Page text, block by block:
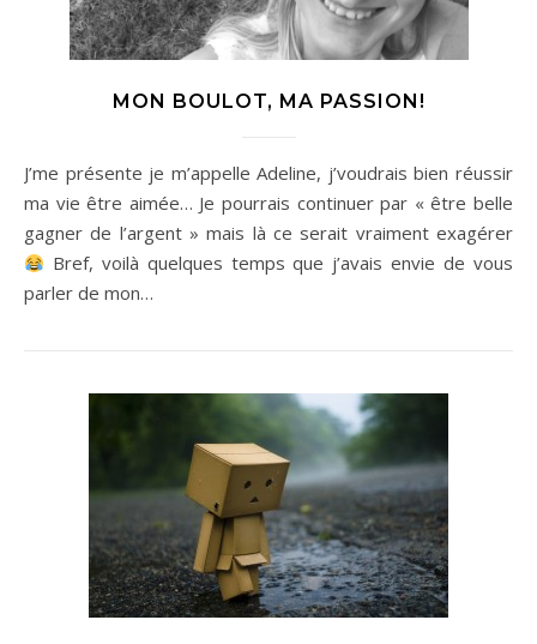
MON BOULOT, MA PASSION!
J’me présente je m’appelle Adeline, j’voudrais bien réussir
ma vie être aimée… Je pourrais continuer par « être belle
gagner de l’argent » mais là ce serait vraiment exagérer
Bref, voilà quelques temps que j’avais envie de vous
parler de mon…